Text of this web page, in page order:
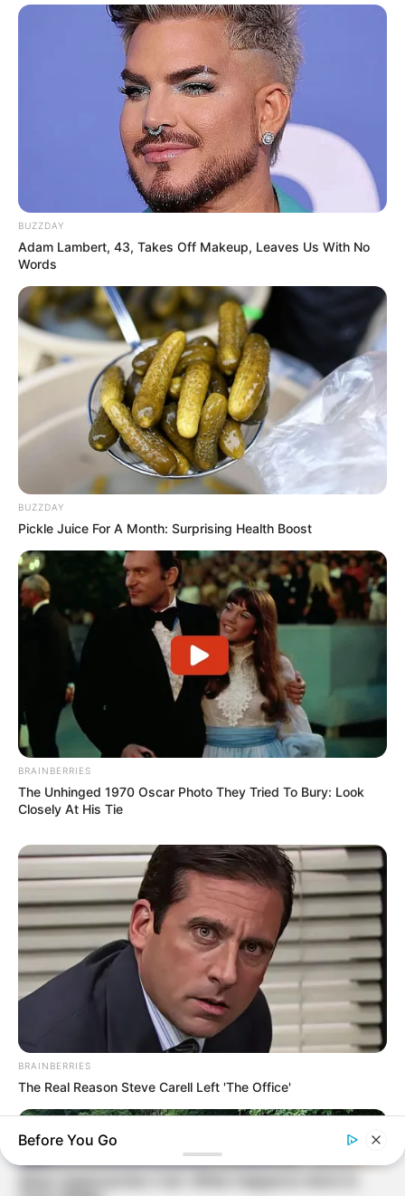
BUZZDAY
Adam Lambert, 43, Takes Off Makeup, Leaves Us With No
Words
BUZZDAY
Pickle Juice For A Month: Surprising Health Boost
BRAINBERRIES
The Unhinged 1970 Oscar Photo They Tried To Bury: Look
Closely At His Tie
BRAINBERRIES
The Real Reason Steve Carell Left 'The Office'
Before You Go